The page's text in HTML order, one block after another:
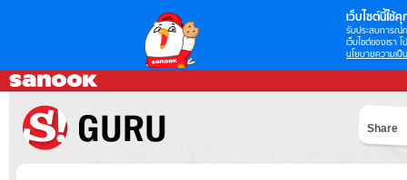
เว็บไซต์นี้ใช้คุ
รับประสบการณ์
เว็บไซต์ของเรา
นโยบายความเป็
Share